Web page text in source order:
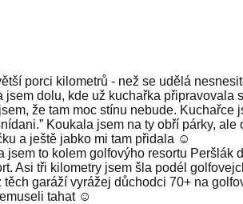
porci kilometrů - než se udělá
dolu, kde už kuchařka
že tam moc stínu nebude.
Koukala jsem na ty obří párky,
a ještě jabko mi tam přidala ☺️
to kolem golfovýho resortu
Asi tři kilometry jsem šla podél
garáží vyrážej důchodci 70+ na
tahat ☺️